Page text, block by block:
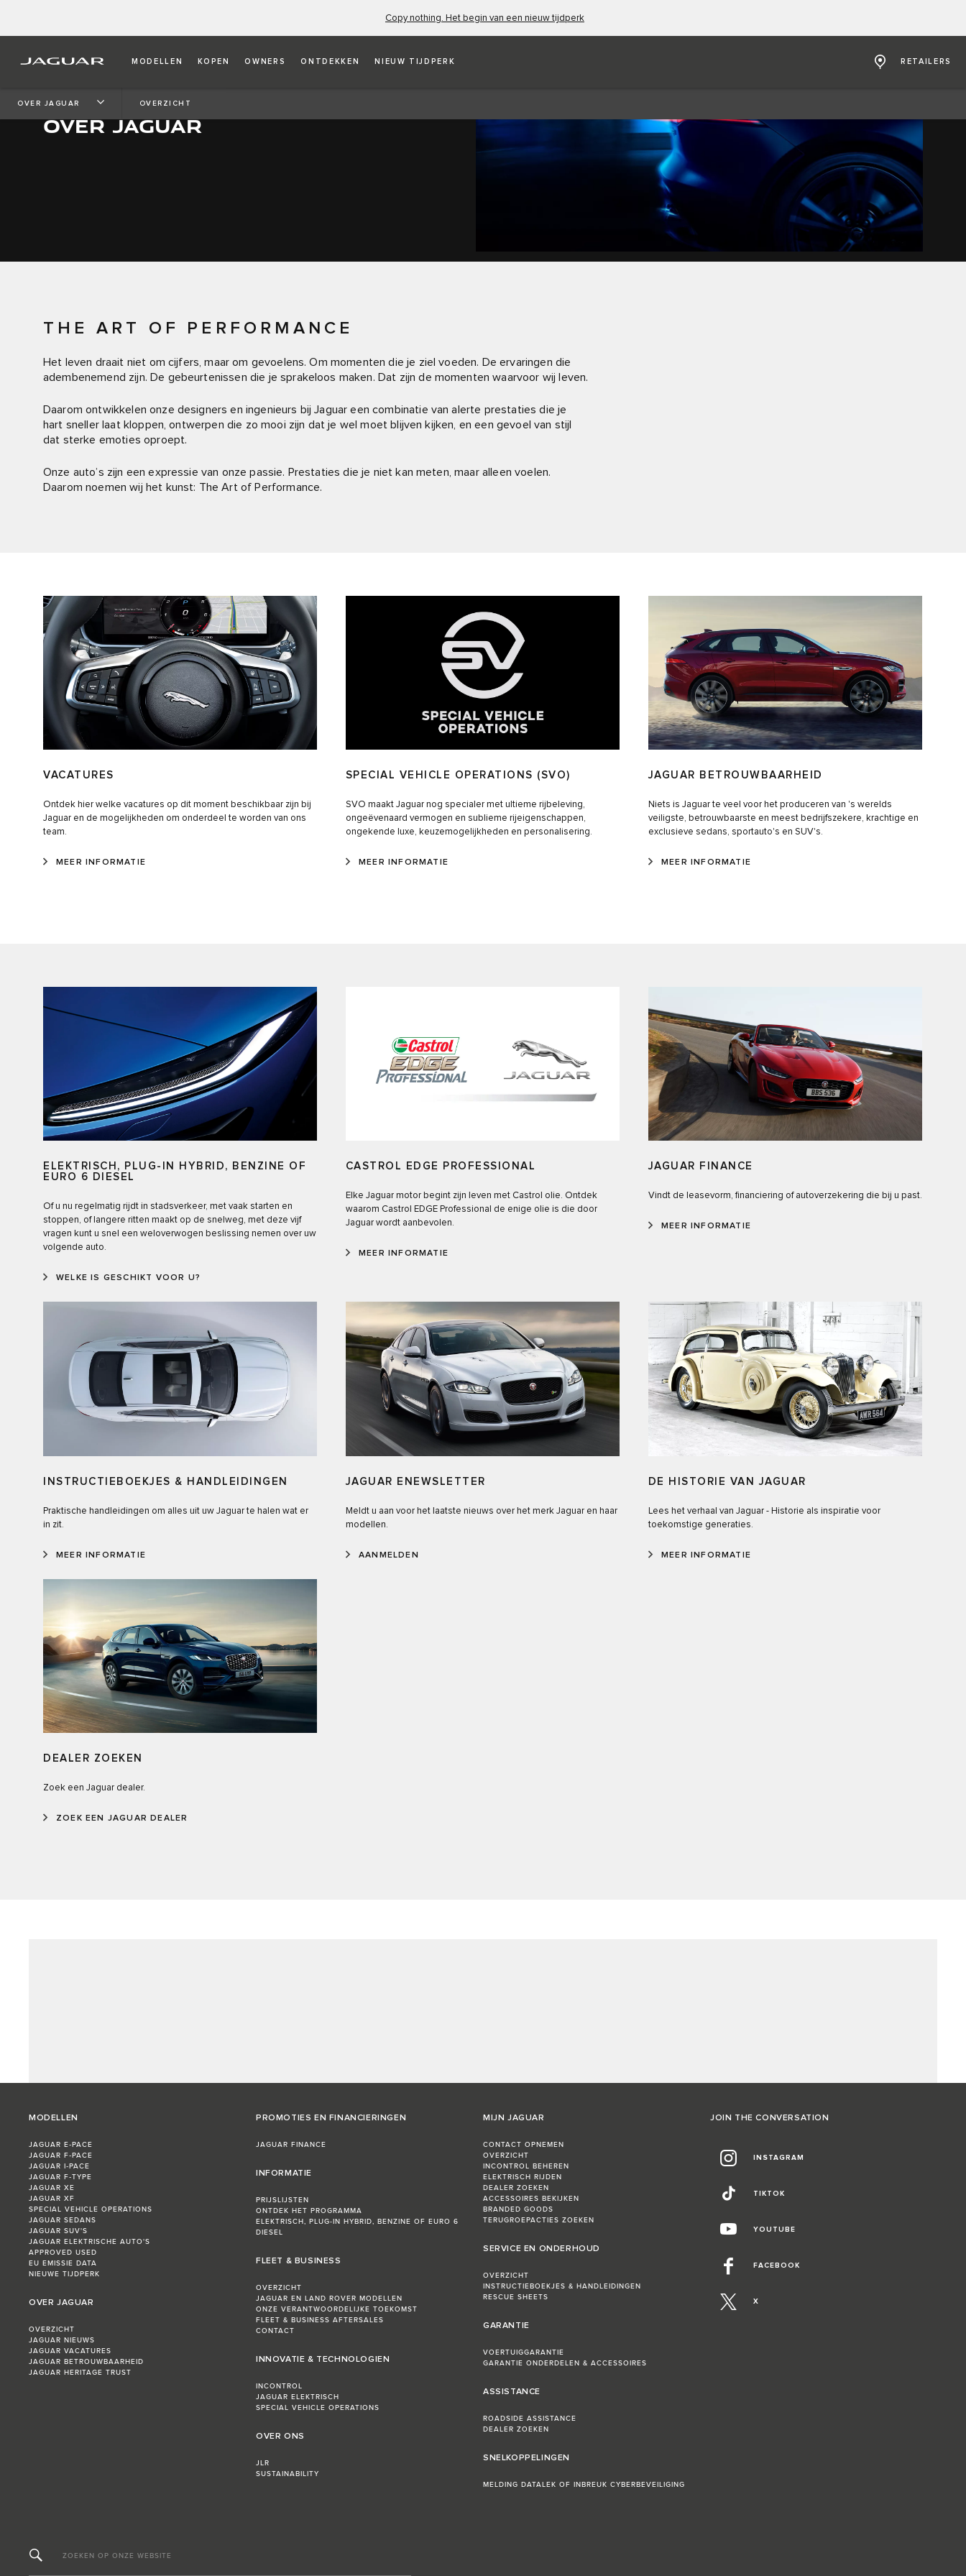
Copy nothing. Het begin van een nieuw tijdperk
MODELLEN KOPEN OWNERS ONTDEKKEN NIEUW TIJDPERK RETAILERS
OVER JAGUAR OVERZICHT
OVER JAGUAR
THE ART OF PERFORMANCE
Het leven draait niet om cijfers, maar om gevoelens. Om momenten die je ziel voeden. De ervaringen die
adembenemend zijn. De gebeurtenissen die je sprakeloos maken. Dat zijn de momenten waarvoor wij leven.
Daarom ontwikkelen onze designers en ingenieurs bij Jaguar een combinatie van alerte prestaties die je
hart sneller laat kloppen, ontwerpen die zo mooi zijn dat je wel moet blijven kijken, en een gevoel van stijl
dat sterke emoties oproept.
Onze auto’s zijn een expressie van onze passie. Prestaties die je niet kan meten, maar alleen voelen.
Daarom noemen wij het kunst: The Art of Performance.
VACATURES
Ontdek hier welke vacatures op dit moment beschikbaar zijn bij
Jaguar en de mogelijkheden om onderdeel te worden van ons
team.
MEER INFORMATIE
SPECIAL VEHICLE OPERATIONS (SVO)
SVO maakt Jaguar nog specialer met ultieme rijbeleving,
ongeëvenaard vermogen en sublieme rijeigenschappen,
ongekende luxe, keuzemogelijkheden en personalisering.
MEER INFORMATIE
JAGUAR BETROUWBAARHEID
Niets is Jaguar te veel voor het produceren van 's werelds
veiligste, betrouwbaarste en meest bedrijfszekere, krachtige en
exclusieve sedans, sportauto's en SUV's.
MEER INFORMATIE
ELEKTRISCH, PLUG-IN HYBRID, BENZINE OF
EURO 6 DIESEL
Of u nu regelmatig rijdt in stadsverkeer, met vaak starten en
stoppen, of langere ritten maakt op de snelweg, met deze vijf
vragen kunt u snel een weloverwogen beslissing nemen over uw
volgende auto.
WELKE IS GESCHIKT VOOR U?
CASTROL EDGE PROFESSIONAL
Elke Jaguar motor begint zijn leven met Castrol olie. Ontdek
waarom Castrol EDGE Professional de enige olie is die door
Jaguar wordt aanbevolen.
MEER INFORMATIE
JAGUAR FINANCE
Vindt de leasevorm, financiering of autoverzekering die bij u past.
MEER INFORMATIE
INSTRUCTIEBOEKJES & HANDLEIDINGEN
Praktische handleidingen om alles uit uw Jaguar te halen wat er
in zit.
MEER INFORMATIE
JAGUAR ENEWSLETTER
Meldt u aan voor het laatste nieuws over het merk Jaguar en haar
modellen.
AANMELDEN
DE HISTORIE VAN JAGUAR
Lees het verhaal van Jaguar - Historie als inspiratie voor
toekomstige generaties.
MEER INFORMATIE
DEALER ZOEKEN
Zoek een Jaguar dealer.
ZOEK EEN JAGUAR DEALER
MODELLEN
JAGUAR E‑PACE
JAGUAR F‑PACE
JAGUAR I‑PACE
JAGUAR F‑TYPE
JAGUAR XE
JAGUAR XF
SPECIAL VEHICLE OPERATIONS
JAGUAR SEDANS
JAGUAR SUV'S
JAGUAR ELEKTRISCHE AUTO'S
APPROVED USED
EU EMISSIE DATA
NIEUWE TIJDPERK
OVER JAGUAR
OVERZICHT
JAGUAR NIEUWS
JAGUAR VACATURES
JAGUAR BETROUWBAARHEID
JAGUAR HERITAGE TRUST
PROMOTIES EN FINANCIERINGEN
JAGUAR FINANCE
INFORMATIE
PRIJSLIJSTEN
ONTDEK HET PROGRAMMA
ELEKTRISCH, PLUG-IN HYBRID, BENZINE OF EURO 6
DIESEL
FLEET & BUSINESS
OVERZICHT
JAGUAR EN LAND ROVER MODELLEN
ONZE VERANTWOORDELIJKE TOEKOMST
FLEET & BUSINESS AFTERSALES
CONTACT
INNOVATIE & TECHNOLOGIEN
INCONTROL
JAGUAR ELEKTRISCH
SPECIAL VEHICLE OPERATIONS
OVER ONS
JLR
SUSTAINABILITY
MIJN JAGUAR
CONTACT OPNEMEN
OVERZICHT
INCONTROL BEHEREN
ELEKTRISCH RIJDEN
DEALER ZOEKEN
ACCESSOIRES BEKIJKEN
BRANDED GOODS
TERUGROEPACTIES ZOEKEN
SERVICE EN ONDERHOUD
OVERZICHT
INSTRUCTIEBOEKJES & HANDLEIDINGEN
RESCUE SHEETS
GARANTIE
VOERTUIGGARANTIE
GARANTIE ONDERDELEN & ACCESSOIRES
ASSISTANCE
ROADSIDE ASSISTANCE
DEALER ZOEKEN
SNELKOPPELINGEN
MELDING DATALEK OF INBREUK CYBERBEVEILIGING
JOIN THE CONVERSATION
INSTAGRAM
TIKTOK
YOUTUBE
FACEBOOK
X
ZOEKEN OP ONZE WEBSITE